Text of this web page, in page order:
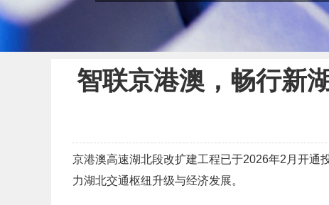
智联京港澳，畅行新
京港澳高速湖北段改扩建工程已于2026年2月开通
力湖北交通枢纽升级与经济发展。